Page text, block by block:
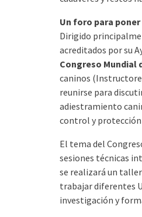
Un foro para
Dirigido
acreditados por su
Congreso Mundial
caninos
reunirse para
adiestramiento
control y
El tema del
sesiones técnicas
se realizará un
trabajar diferentes
investigación y